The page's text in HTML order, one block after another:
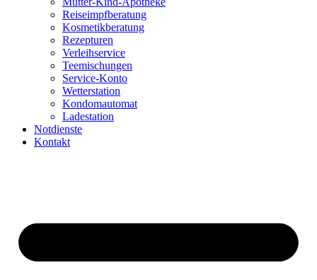
Reiseimpfberatung
Kosmetikberatung
Rezepturen
Verleihservice
Teemischungen
Service-Konto
Wetterstation
Kondomautomat
Ladestation
Notdienste
Kontakt